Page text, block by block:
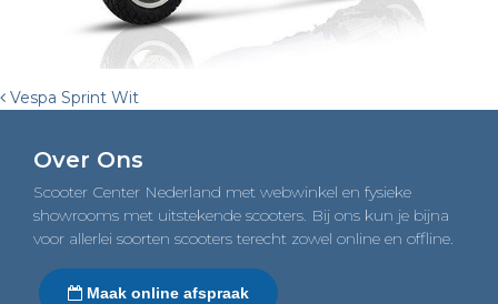
Post
navigation
Vespa Sprint Wit
Over Ons
Scooter Center Nederland met webwinkel en fysieke
showrooms met uitstekende scooters. Bij ons kun je bijna
voor allerlei soorten scooters terecht zowel online en offline.
Maak online afspraak